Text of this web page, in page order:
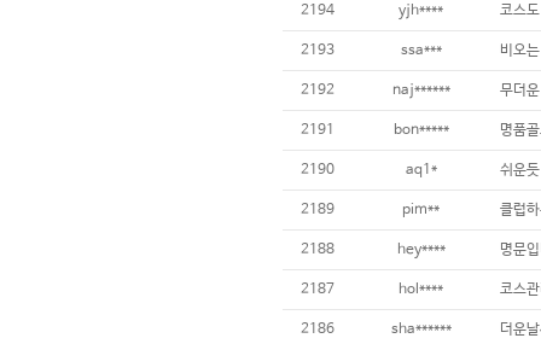
2194 yjh****
2193 ssa***
2192 naj******
2191 bon*****
2190 aq1*
2189 pim**
2188 hey****
2187 hol****
2186 sha******